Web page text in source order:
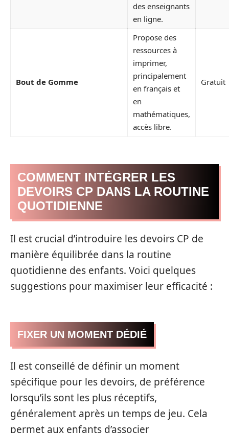
des enseignants
en ligne.
Bout de Gomme
Propose des
ressources à
imprimer,
principalement
en français et
en
mathématiques,
accès libre.
Gratuit
COMMENT INTÉGRER LES
DEVOIRS CP DANS LA ROUTINE
QUOTIDIENNE
Il est crucial d’introduire les devoirs CP de
manière équilibrée dans la routine
quotidienne des enfants. Voici quelques
suggestions pour maximiser leur efficacité :
FIXER UN MOMENT DÉDIÉ
Il est conseillé de définir un moment
spécifique pour les devoirs, de préférence
lorsqu’ils sont les plus réceptifs,
généralement après un temps de jeu. Cela
permet aux enfants d’associer